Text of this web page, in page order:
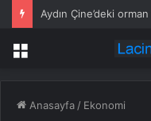
Menü
Anasayfa / Ekonomi